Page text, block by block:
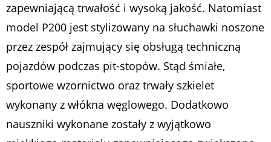
zapewniającą trwałość i wysoką jakość. Natomiast
model P200 jest stylizowany na słuchawki noszone
przez zespół zajmujący się obsługą techniczną
pojazdów podczas pit-stopów. Stąd śmiałe,
sportowe wzornictwo oraz trwały szkielet
wykonany z włókna węglowego. Dodatkowo
nauszniki wykonane zostały z wyjątkowo